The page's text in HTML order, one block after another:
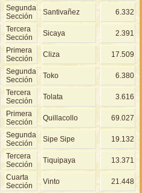
Segunda
Sección
Santivañez 6.332
Tercera
Sección
Sicaya 2.391
Primera
Sección
Cliza 17.509
Segunda
Sección
Toko 6.380
Tercera
Sección
Tolata 3.616
Primera
Sección
Quillacollo 69.027
Segunda
Sección
Sipe Sipe 19.132
Tercera
Sección
Tiquipaya 13.371
Cuarta
Sección
Vinto 21.448